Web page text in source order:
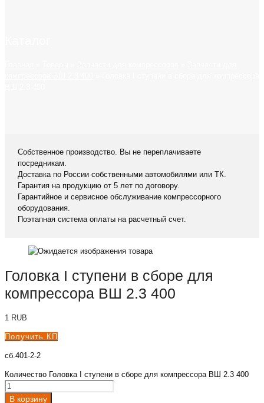
Собственное производство. Вы не переплачиваете
посредникам.
Доставка по России собственными автомобилями или ТК.
Гарантия на продукцию от 5 лет по договору.
Гарантийное и сервисное обслуживание компрессорного
оборудования.
Поэтапная система оплаты на расчетный счет.
Головка I ступени в сборе для
компрессора ВШ 2.3 400
1 RUB
Получить КП
сб.401-2-2
Количество Головка I ступени в сборе для компрессора ВШ 2.3 400
В корзину